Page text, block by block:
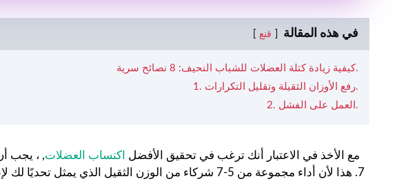
في هذه المقالة قنع
كيفية زيادة كتلة العضلات للشباب النحيف: 8 نصائح سرية.
1. رفع الأوزان الثقيلة وتقليل التكرارات.
2. العمل على الفشل.
مع الأخذ في الاعتبار أنك ترغب في تحقيق الأفضل اكتساب العضلات
7. هذا لأن أداء مجموعة من 5-7 شركاء من الوزن الثقيل الذي